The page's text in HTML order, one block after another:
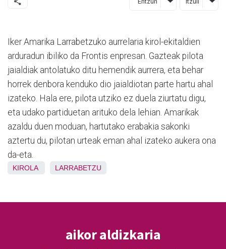
Iker Amarika Larrabetzuko aurrelaria kirol-ekitaldien
arduradun ibiliko da Frontis enpresan. Gazteak pilota
jaialdiak antolatuko ditu hemendik aurrera, eta behar
horrek denbora kenduko dio jaialdiotan parte hartu ahal
izateko. Hala ere, pilota utziko ez duela ziurtatu digu,
eta udako partiduetan arituko dela lehian. Amarikak
azaldu duen moduan, hartutako erabakia sakonki
aztertu du, pilotan urteak eman ahal izateko aukera ona
da-eta.
KIROLA LARRABETZU
aikor aldizkaria